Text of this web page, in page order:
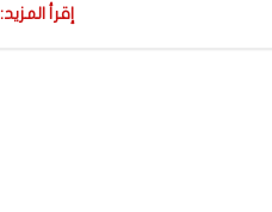
إقرأ المزيد: